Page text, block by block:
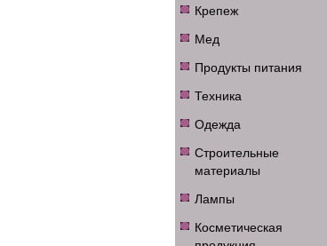
Крепеж
Мед
Продукты питания
Техника
Одежда
Строительные
материалы
Лампы
Косметическая